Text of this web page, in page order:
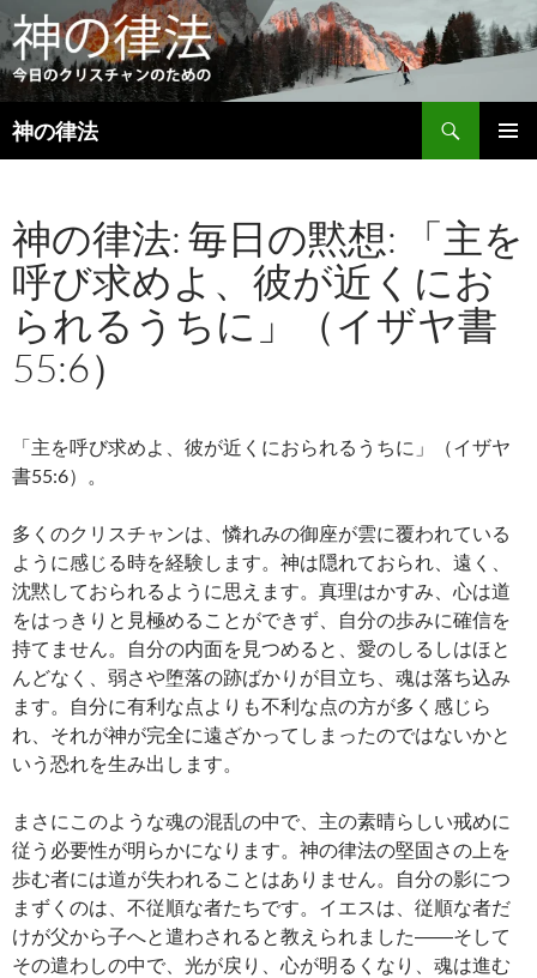
神の律法
検
索
ン
ツ
へ
ス
キ
ッ
プ
神の律法: 毎日の黙想: 「主を
呼び求めよ、彼が近くにお
られるうちに」（イザヤ書
55:6）
「主を呼び求めよ、彼が近くにおられるうちに」（イザヤ
書55:6）。
多くのクリスチャンは、憐れみの御座が雲に覆われている
ように感じる時を経験します。神は隠れておられ、遠く、
沈黙しておられるように思えます。真理はかすみ、心は道
をはっきりと見極めることができず、自分の歩みに確信を
持てません。自分の内面を見つめると、愛のしるしはほと
んどなく、弱さや堕落の跡ばかりが目立ち、魂は落ち込み
ます。自分に有利な点よりも不利な点の方が多く感じら
れ、それが神が完全に遠ざかってしまったのではないかと
いう恐れを生み出します。
まさにこのような魂の混乱の中で、主の素晴らしい戒めに
従う必要性が明らかになります。神の律法の堅固さの上を
歩む者には道が失われることはありません。自分の影につ
まずくのは、不従順な者たちです。イエスは、従順な者だ
けが父から子へと遣わされると教えられました――そして
その遣わしの中で、光が戻り、心が明るくなり、魂は進む